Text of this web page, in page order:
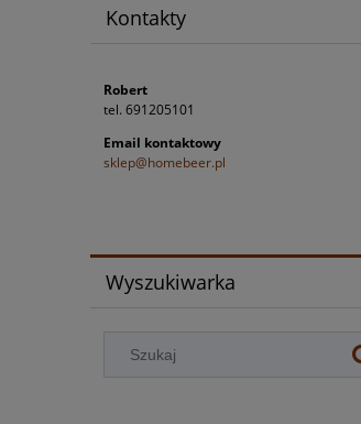
Kontakty
Robert
tel. 691205101
Email kontaktowy
sklep@homebeer.pl
Wyszukiwarka